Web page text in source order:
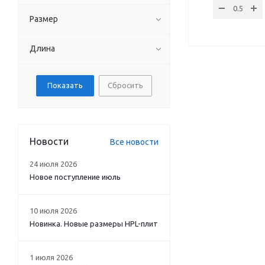
Размер
Длина
Сбросить
Новости Все новости
24 июля 2026
Новое поступление июль
10 июля 2026
Новинка. Новые размеры HPL-плит
1 июля 2026